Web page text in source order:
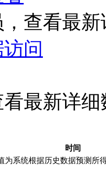
查看最
问
最新详细
时间
为系统根据历史数据预测所